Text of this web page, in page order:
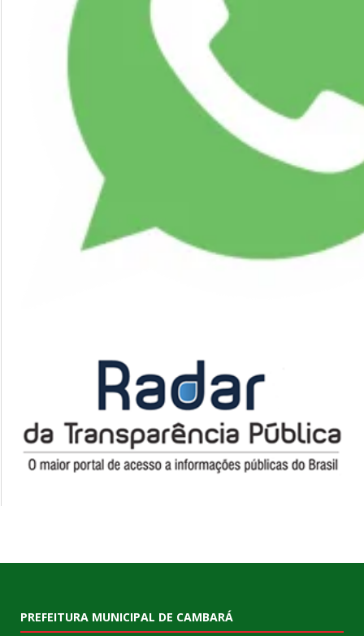
PREFEITURA MUNICIPAL DE CAMBARÁ